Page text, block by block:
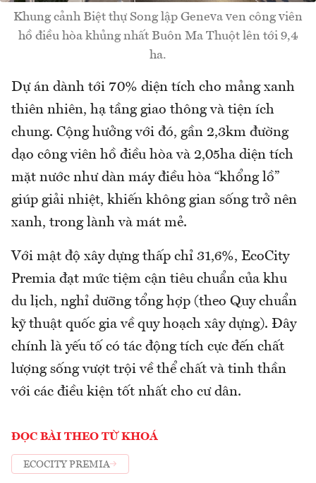
Khung cảnh Biệt thự Song lập Geneva ven công viên
hồ điều hòa khủng nhất Buôn Ma Thuột lên tới 9,4
ha.
Dự án dành tới 70% diện tích cho mảng xanh
thiên nhiên, hạ tầng giao thông và tiện ích
chung. Cộng hưởng với đó, gần 2,3km đường
dạo công viên hồ điều hòa và 2,05ha diện tích
mặt nước như dàn máy điều hòa “khổng lồ”
giúp giải nhiệt, khiến không gian sống trở nên
xanh, trong lành và mát mẻ.
Với mật độ xây dựng thấp chỉ 31,6%, EcoCity
Premia đạt mức tiệm cận tiêu chuẩn của khu
du lịch, nghỉ dưỡng tổng hợp (theo Quy chuẩn
kỹ thuật quốc gia về quy hoạch xây dựng). Đây
chính là yếu tố có tác động tích cực đến chất
lượng sống vượt trội về thể chất và tinh thần
với các điều kiện tốt nhất cho cư dân.
ĐỌC BÀI THEO TỪ KHOÁ
ECOCITY PREMIA